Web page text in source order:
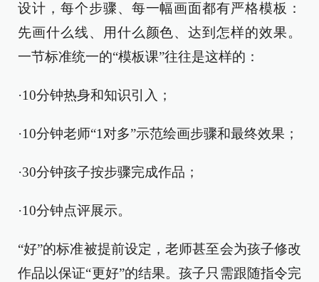
设计，每个步骤、每一幅画面都有严格模板：
先画什么线、用什么颜色、达到怎样的效果。
一节标准统一的“模板课”往往是这样的：
·10分钟热身和知识引入；
·10分钟老师“1对多”示范绘画步骤和最终效果；
·30分钟孩子按步骤完成作品；
·10分钟点评展示。
“好”的标准被提前设定，老师甚至会为孩子修改
作品以保证“更好”的结果。孩子只需跟随指令完